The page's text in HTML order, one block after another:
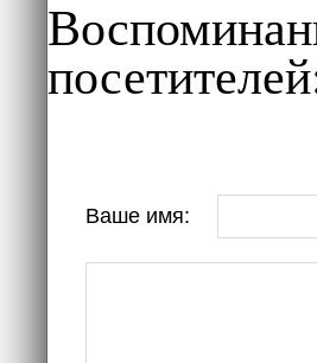
Ваше имя: